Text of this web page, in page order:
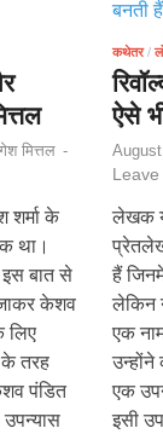
मित्तल -
के
था।
इस बात से
केशव
लिए
के तरह
पंडित
उपन्यास
कथेतर/
ऐसे
लेखक
हैं
लेकिन
एक
एक
इसी